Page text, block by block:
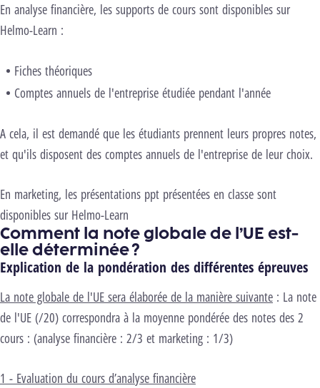
En analyse financière, les supports de cours sont disponibles sur
Helmo-Learn :
Fiches théoriques
Comptes annuels de l'entreprise étudiée pendant l'année
A cela, il est demandé que les étudiants prennent leurs propres notes,
et qu'ils disposent des comptes annuels de l'entreprise de leur choix.
En marketing, les présentations ppt présentées en classe sont
disponibles sur Helmo-Learn
Comment la note globale de l’UE est-
elle déterminée ?
Explication de la pondération des différentes épreuves
La note globale de l'UE sera élaborée de la manière suivante : La note
de l'UE (/20) correspondra à la moyenne pondérée des notes des 2
cours : (analyse financière : 2/3 et marketing : 1/3)
1 - Evaluation du cours d’analyse financière